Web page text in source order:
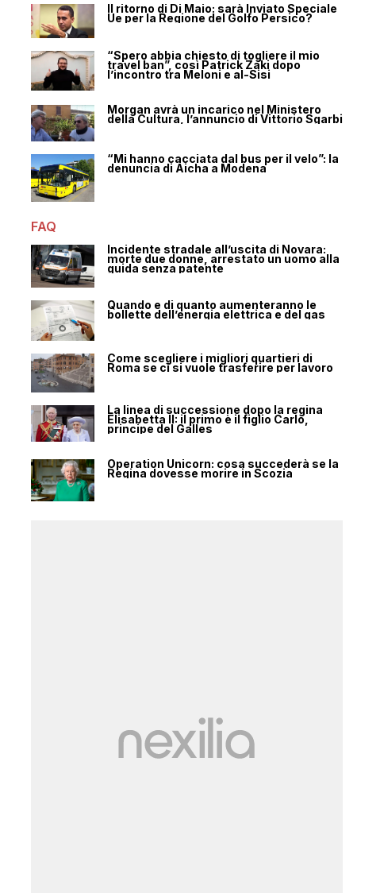
Il ritorno di Di Maio: sarà Inviato Speciale
Ue per la Regione del Golfo Persico?
“Spero abbia chiesto di togliere il mio
travel ban”, così Patrick Zaki dopo
l’incontro tra Meloni e al-Sisi
Morgan avrà un incarico nel Ministero
della Cultura, l’annuncio di Vittorio Sgarbi
“Mi hanno cacciata dal bus per il velo”: la
denuncia di Aicha a Modena
FAQ
Incidente stradale all’uscita di Novara:
morte due donne, arrestato un uomo alla
guida senza patente
Quando e di quanto aumenteranno le
bollette dell’energia elettrica e del gas
Come scegliere i migliori quartieri di
Roma se ci si vuole trasferire per lavoro
La linea di successione dopo la regina
Elisabetta II: il primo è il figlio Carlo,
principe del Galles
Operation Unicorn: cosa succederà se la
Regina dovesse morire in Scozia